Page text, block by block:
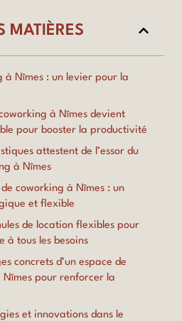
MATIÈRES
à Nîmes : un levier pour la
à Nîmes devient
pour booster la productivité
attestent de l’essor du
à Nîmes
de coworking à Nîmes : un
et flexible
de location flexibles pour
à tous les besoins
concrets d’un espace de
Nîmes pour renforcer la
et innovations dans le